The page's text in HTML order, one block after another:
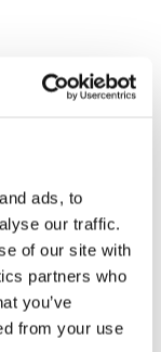
ads, to
our traffic.
of our site with
partners who
you’ve
from your use